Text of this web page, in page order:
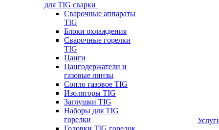
для TIG сварки
Сварочные аппараты
TIG
Блоки охлаждения
Сварочные горелки
TIG
Цанги
Цангодержатели и
газовые линзы
Сопло газовое TIG
Изоляторы TIG
Заглушки TIG
Наборы для TIG
горелки
Головки TIG горелок